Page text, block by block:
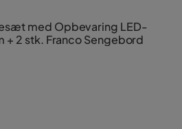
med Opbevaring LED-
+ 2 stk. Franco Sengebord